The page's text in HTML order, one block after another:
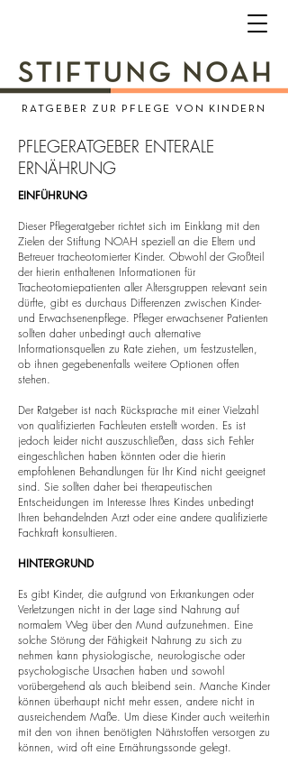
RATGEBER ZUR PFLEGE VON KINDERN
PFLEGERATGEBER ENTERALE
ERNÄHRUNG
EINFÜHRUNG​
Dieser Pflegeratgeber richtet sich im Einklang mit den
Zielen der Stiftung NOAH speziell an die Eltern und
Betreuer tracheotomierter Kinder. Obwohl der Großteil
der hierin enthaltenen Informationen für
Tracheotomiepatienten aller Altersgruppen relevant sein
dürfte, gibt es durchaus Differenzen zwischen Kinder-
und Erwachsenenpflege. Pfleger erwachsener Patienten
sollten daher unbedingt auch alternative
Informationsquellen zu Rate ziehen, um festzustellen,
ob ihnen gegebenenfalls weitere Optionen offen
stehen.
Der Ratgeber ist nach Rücksprache mit einer Vielzahl
von qualifizierten Fachleuten erstellt worden. Es ist
jedoch leider nicht auszuschließen, dass sich Fehler
eingeschlichen haben könnten oder die hierin
empfohlenen Behandlungen für Ihr Kind nicht geeignet
sind. Sie sollten daher bei therapeutischen
Entscheidungen im Interesse Ihres Kindes unbedingt
Ihren behandelnden Arzt oder eine andere qualifizierte
Fachkraft konsultieren.
HINTERGRUND
Es gibt Kinder, die aufgrund von Erkrankungen oder
Verletzungen nicht in der Lage sind Nahrung auf
normalem Weg über den Mund aufzunehmen. Eine
solche Störung der Fähigkeit Nahrung zu sich zu
nehmen kann physiologische, neurologische oder
psychologische Ursachen haben und sowohl
vorübergehend als auch bleibend sein. Manche Kinder
können überhaupt nicht mehr essen, andere nicht in
ausreichendem Maße. Um diese Kinder auch weiterhin
mit den von ihnen benötigten Nährstoffen versorgen zu
können, wird oft eine Ernährungssonde gelegt.